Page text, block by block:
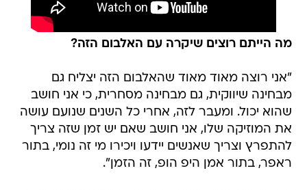
מה הייתם רוצים שיקרה עם האלבום הזה?
"אני רוצה מאוד מאוד שהאלבום הזה יצליח גם
מבחינה שיווקית, גם מבחינה מסחרית, כי אני חושב
שהוא יכול. ומעבר לזה, אחרי כל השנים שנועם עושה
את המוזיקה שלו, אני חושב שאם יש זמן שזה צריך
להתפרץ וצריך שאנשים יידעו ויכירו מי זה נומי, בתור
ראפר, בתור אמן היפ הופ, זה הזמן".